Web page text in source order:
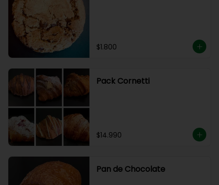
$1.800
Pack Cornetti
$14.990
Pan de Chocolate